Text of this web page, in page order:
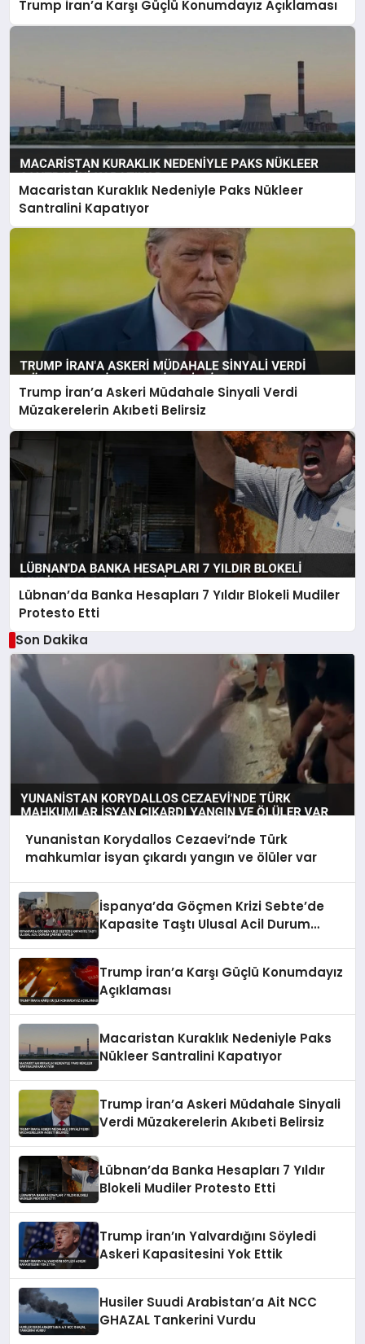
Trump İran’a Karşı Güçlü Konumdayız Açıklaması
Macaristan Kuraklık Nedeniyle Paks Nükleer
Santralini Kapatıyor
Trump İran’a Askeri Müdahale Sinyali Verdi
Müzakerelerin Akıbeti Belirsiz
Lübnan’da Banka Hesapları 7 Yıldır Blokeli Mudiler
Protesto Etti
Son Dakika
Yunanistan Korydallos Cezaevi’nde Türk
mahkumlar isyan çıkardı yangın ve ölüler var
İspanya’da Göçmen Krizi Sebte’de
Kapasite Taştı Ulusal Acil Durum
Trump İran’a Karşı Güçlü Konumdayız
Açıklaması
Macaristan Kuraklık Nedeniyle Paks
Nükleer Santralini Kapatıyor
Trump İran’a Askeri Müdahale Sinyali
Verdi Müzakerelerin Akıbeti Belirsiz
Lübnan’da Banka Hesapları 7 Yıldır
Blokeli Mudiler Protesto Etti
Trump İran’ın Yalvardığını Söyledi
Askeri Kapasitesini Yok Ettik
Husiler Suudi Arabistan’a Ait NCC
GHAZAL Tankerini Vurdu